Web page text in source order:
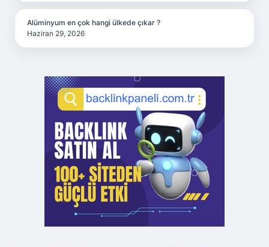
Alüminyum en çok hangi ülkede çıkar ?
Haziran 29, 2026